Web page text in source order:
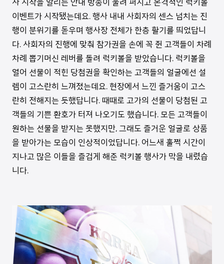
사 시작을 알리는 안내 방송이 울려 퍼지고 본격적인 럭키볼
이벤트가 시작됐는데요. 행사 내내 사회자의 센스 넘치는 진
행이 분위기를 돋우며 행사장 전체가 한층 활기를 띄었답니
다. 사회자의 진행에 맞춰 참가권을 손에 꼭 쥔 고객들이 차례
차례 뽑기머신 레버를 돌려 럭키볼을 받았습니다. 럭키볼을
열어 선물이 적힌 당첨권을 확인하는 고객들의 얼굴에선 설
렘이 고스란히 느껴졌는데요. 현장에서 느낀 즐거움이 고스
란히 전해지는 듯했답니다. 때때로 고가의 선물이 당첨된 고
객들의 기쁜 환호가 터져 나오기도 했습니다. 모든 고객들이
원하는 선물을 받지는 못했지만, 그래도 즐거운 얼굴로 상품
을 받아가는 모습이 인상적이었답니다. 어느새 훌쩍 시간이
지나고 많은 이들을 즐겁게 해준 럭키볼 행사가 막을 내렸습
니다.